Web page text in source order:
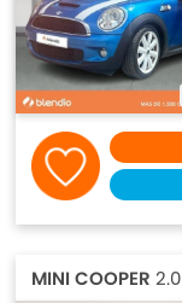
MINI COOPER